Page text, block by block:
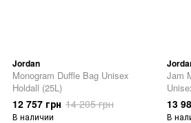
Jordan
Monogram Duffle Bag Unisex
Holdall (25L)
12 757 грн 14 205 грн
В наличии
Jam
13
В